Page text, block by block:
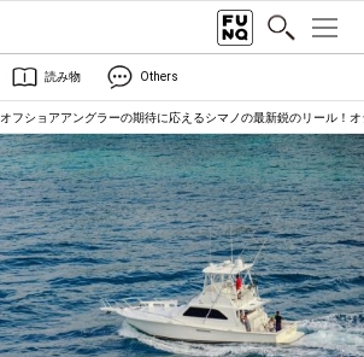
読み物 Others
オフショアアングラーの期待に応えるシマノの最新鋭のリール！